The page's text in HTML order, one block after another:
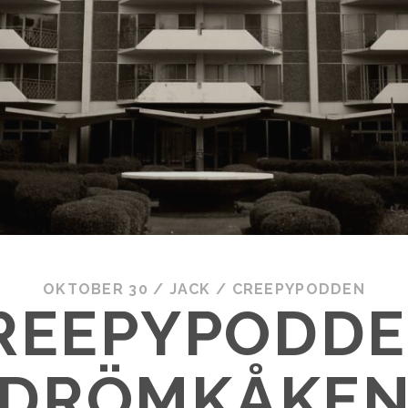
OKTOBER 30 / JACK / CREEPYPODDEN